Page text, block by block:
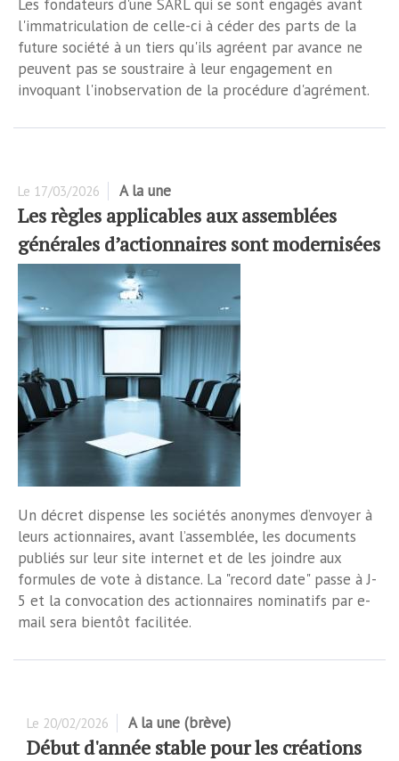
Les fondateurs d'une SARL qui se sont engagés avant
l'immatriculation de celle-ci à céder des parts de la
future société à un tiers qu'ils agréent par avance ne
peuvent pas se soustraire à leur engagement en
invoquant l'inobservation de la procédure d'agrément.
Le 17/03/2026 A la une
Les règles applicables aux assemblées
générales d’actionnaires sont modernisées
Un décret dispense les sociétés anonymes d’envoyer à
leurs actionnaires, avant l’assemblée, les documents
publiés sur leur site internet et de les joindre aux
formules de vote à distance. La "record date" passe à J-
5 et la convocation des actionnaires nominatifs par e-
mail sera bientôt facilitée.
Le 20/02/2026 A la une (brève)
Début d'année stable pour les créations